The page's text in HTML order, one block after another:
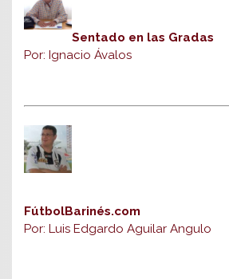
Sentado en las Gradas
Por: Ignacio Ávalos
FútbolBarinés.com
Por: Luis Edgardo Aguilar Angulo